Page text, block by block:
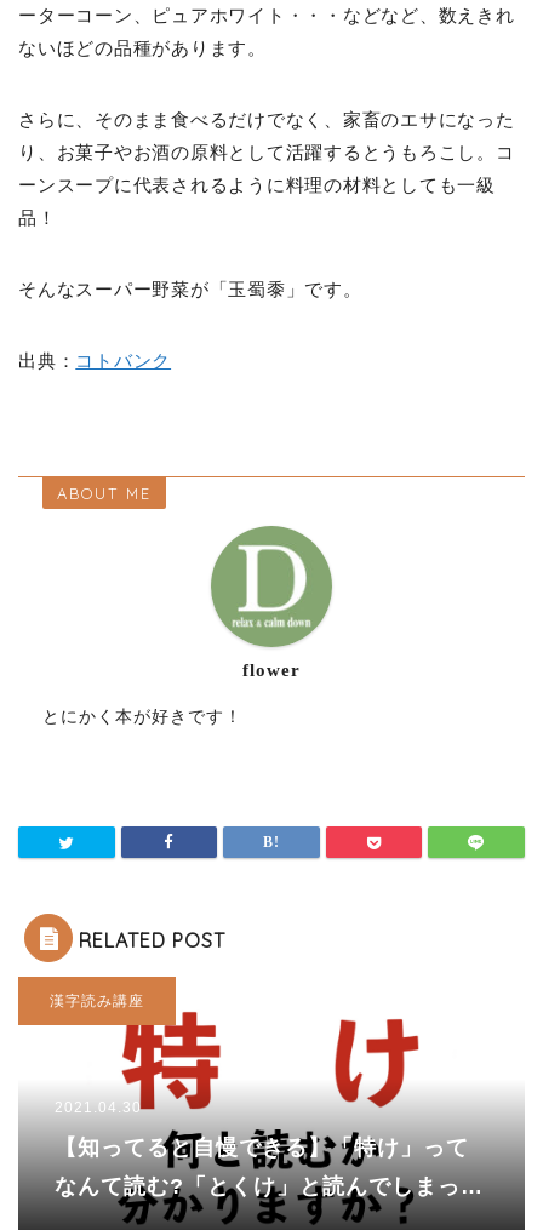
ーターコーン、ピュアホワイト・・・などなど、数えきれ
ないほどの品種があります。
さらに、そのまま食べるだけでなく、家畜のエサになった
り、お菓子やお酒の原料として活躍するとうもろこし。コ
ーンスープに代表されるように料理の材料としても一級
品！
そんなスーパー野菜が「玉蜀黍」です。
出典： コトバンク
ABOUT ME
flower
とにかく本が好きです！
RELATED POST
漢字読み講座
2021.04.30
【知ってると自慢できる】「特け」って
なんて読む?「とくけ」と読んでしまった